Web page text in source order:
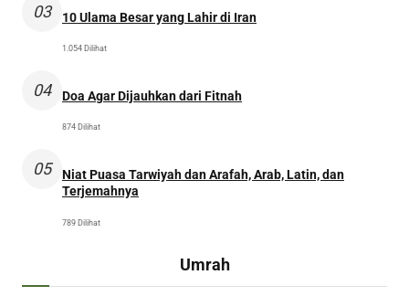
03 10 Ulama Besar yang Lahir di Iran
1.054 Dilihat
04 Doa Agar Dijauhkan dari Fitnah
874 Dilihat
05
Niat Puasa Tarwiyah dan Arafah, Arab, Latin, dan
Terjemahnya
789 Dilihat
Umrah